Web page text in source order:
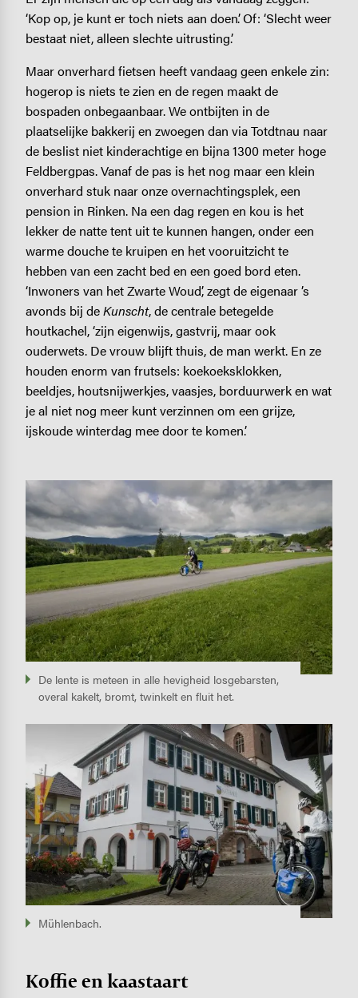
‘Kop op, je kunt er toch niets aan doen’. Of: ‘Slecht weer
bestaat niet, alleen slechte uitrusting.’
Maar onverhard fietsen heeft vandaag geen enkele zin:
hogerop is niets te zien en de regen maakt de
bospaden onbegaanbaar. We ontbijten in de
plaatselijke bakkerij en zwoegen dan via Totdtnau naar
de beslist niet kinderachtige en bijna 1300 meter hoge
Feldbergpas. Vanaf de pas is het nog maar een klein
onverhard stuk naar onze overnachtingsplek, een
pension in Rinken. Na een dag regen en kou is het
lekker de natte tent uit te kunnen hangen, onder een
warme douche te kruipen en het vooruitzicht te
hebben van een zacht bed en een goed bord eten.
‘Inwoners van het Zwarte Woud’, zegt de eigenaar ’s
avonds bij deKunscht, de centrale betegelde
houtkachel, ‘zijn eigenwijs, gastvrij, maar ook
ouderwets. De vrouw blijft thuis, de man werkt. En ze
houden enorm van frutsels: koekoeksklokken,
beeldjes, houtsnijwerkjes, vaasjes, borduurwerk en wat
je al niet nog meer kunt verzinnen om een grijze,
ijskoude winterdag mee door te komen.’
Image
De lente is meteen in alle hevigheid losgebarsten,
overal kakelt, bromt, twinkelt en fluit het.
Mühlenbach.
Koffie en kaastaart